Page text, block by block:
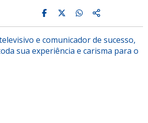
e comunicador de sucesso,
sua experiência e carisma para o